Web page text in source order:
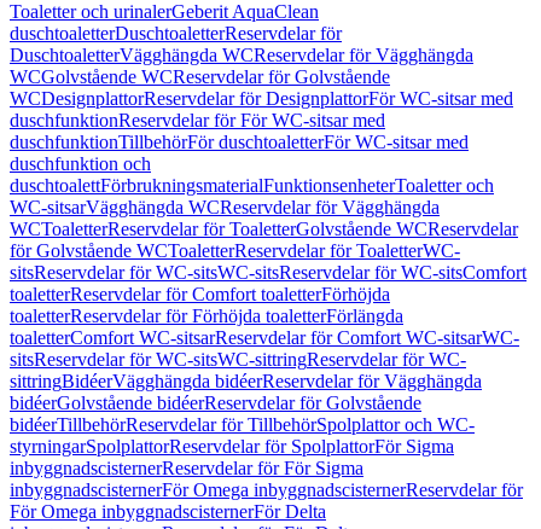
Toaletter och urinalerGeberit AquaClean
duschtoaletterDuschtoaletterReservdelar för
DuschtoaletterVägghängda WCReservdelar för Vägghängda
WCGolvstående WCReservdelar för Golvstående
WCDesignplattorReservdelar för DesignplattorFör WC-sitsar med
duschfunktionReservdelar för För WC-sitsar med
duschfunktionTillbehörFör duschtoaletterFör WC-sitsar med
duschfunktion och
duschtoalettFörbrukningsmaterialFunktionsenheterToaletter och
WC-sitsarVägghängda WCReservdelar för Vägghängda
WCToaletterReservdelar för ToaletterGolvstående WCReservdelar
för Golvstående WCToaletterReservdelar för ToaletterWC-
sitsReservdelar för WC-sitsWC-sitsReservdelar för WC-sitsComfort
toaletterReservdelar för Comfort toaletterFörhöjda
toaletterReservdelar för Förhöjda toaletterFörlängda
toaletterComfort WC-sitsarReservdelar för Comfort WC-sitsarWC-
sitsReservdelar för WC-sitsWC-sittringReservdelar för WC-
sittringBidéerVägghängda bidéerReservdelar för Vägghängda
bidéerGolvstående bidéerReservdelar för Golvstående
bidéerTillbehörReservdelar för TillbehörSpolplattor och WC-
styrningarSpolplattorReservdelar för SpolplattorFör Sigma
inbyggnadscisternerReservdelar för För Sigma
inbyggnadscisternerFör Omega inbyggnadscisternerReservdelar för
För Omega inbyggnadscisternerFör Delta